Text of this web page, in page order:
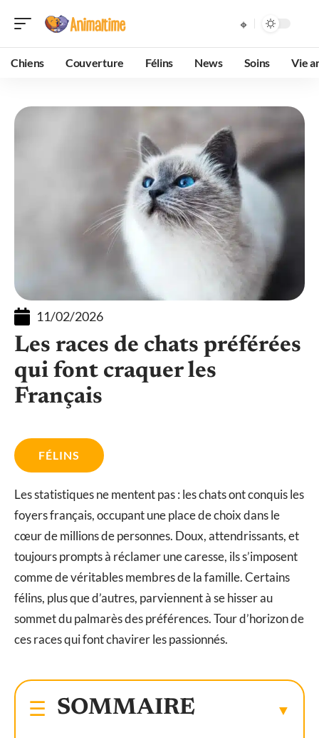
Chiens Couverture Félins News Soins Vie
11/02/2026
Les races de chats préférées
qui font craquer les
Français
FÉLINS
Les statistiques ne mentent pas : les chats ont conquis les
foyers français, occupant une place de choix dans le
cœur de millions de personnes. Doux, attendrissants, et
toujours prompts à réclamer une caresse, ils s’imposent
comme de véritables membres de la famille. Certains
félins, plus que d’autres, parviennent à se hisser au
sommet du palmarès des préférences. Tour d’horizon de
ces races qui font chavirer les passionnés.
SOMMAIRE